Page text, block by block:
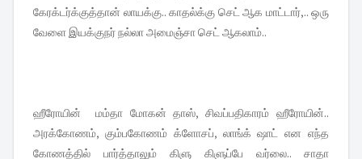
கேரக்டர்க்குத்தான் லாயக்கு.. காதல்க்கு செட் ஆக மாட்டார்,.. ஒரு
வேளை இயக்குநர் நல்லா அமைஞ்சா செட் ஆகலாம்..
ஹீரோயின் மம்தா மோகன் தாஸ், சிவப்பதிகாரம் ஹீரோயின்..
அரக்கோணம், கும்பகோணம் க்ளோசப், லாங்க் ஷாட் என எந்த
கோணத்தில் பார்த்தாலும் கிளு கிளுப்பே வர்லை.. சாதா